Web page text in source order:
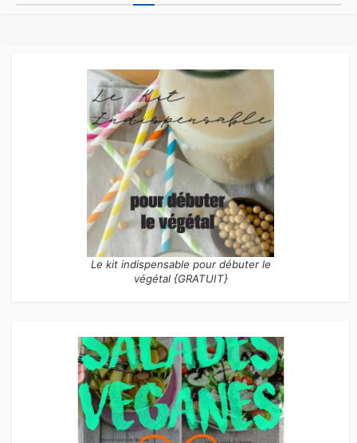
des
Le kit indispensable pour débuter le
végétal {GRATUIT}